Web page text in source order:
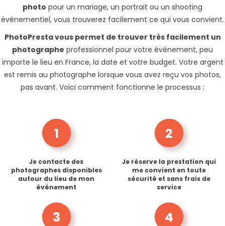
photo pour un mariage, un portrait ou un shooting
événementiel, vous trouverez facilement ce qui vous convient.
PhotoPresta vous permet de trouver très facilement un
photographe professionnel pour votre événement, peu
importe le lieu en France, la date et votre budget. Votre argent
est remis au photographe lorsque vous avez reçu vos photos,
pas avant. Voici comment fonctionne le processus :
1
Je contacte des
photographes disponibles
autour du lieu de mon
événement
2
Je réserve la prestation qui
me convient en toute
sécurité et sans frais de
service
3 4